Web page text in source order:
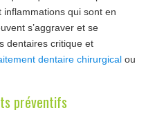
qui sont en
s’aggraver et se
dentaires critique et
dentaire chirurgical ou
préventifs